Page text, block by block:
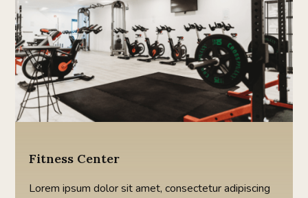
Fitness Center
Lorem ipsum dolor sit amet, consectetur adipiscing